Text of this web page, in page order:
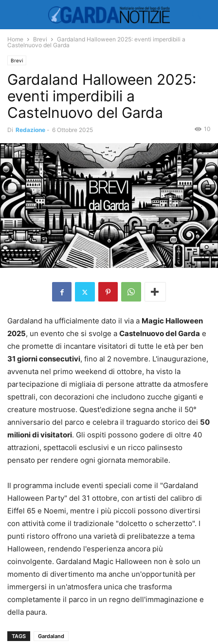
Home Brevi
Gardaland Halloween 2025: eventi imperdibili a
Castelnuovo del Garda
Brevi
Gardaland Halloween 2025:
eventi imperdibili a
Castelnuovo del Garda
Di Redazione - 6 Ottobre 2025 10
Gardaland ha ufficialmente dato il via a Magic Halloween
2025, un evento che si svolge a Castelnuovo del Garda e
che promette di incantare visitatori di tutte le età per ben
31 giorni consecutivi, fino al 2 novembre. L'inaugurazione,
avvenuta nel primo weekend di ottobre, ha visto la
partecipazione di migliaia di persone attratte da atmosfere
spettrali, con decorazioni che includono zucche giganti e
creature mostruose. Quest'edizione segna anche il 50°
anniversario del parco e celebra il traguardo storico dei 50
milioni di visitatori. Gli ospiti possono godere di oltre 40
attrazioni, spettacoli esclusivi e un ricco palinsesto
pensato per rendere ogni giornata memorabile.
Il programma include eventi speciali come il "Gardaland
Halloween Party" del 31 ottobre, con artisti del calibro di
Eiffel 65 e Noemi, mentre i più piccoli possono divertirsi
con attività come il tradizionale "dolcetto o scherzetto". I
punti ristoro offrono una varietà di prelibatezze a tema
Halloween, rendendo l'esperienza ancora più
coinvolgente. Gardaland Magic Halloween non è solo un
momento di divertimento ma anche un'opportunità per
immergersi in un'atmosfera unica che trasforma
completamente il parco in un regno dell'immaginazione e
della paura.
TAGS Gardaland